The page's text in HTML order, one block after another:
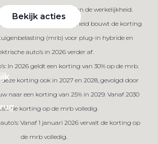
Bekijk acties
Afbeelding kan afwijken van de werkelijkheid.
bij BKR te Tiel. De overheid bouwt de korting
(mrb) voor plug-in hybride en
auto’s in 2026 verder af.
In 2026 geldt een korting van 30% op de mrb.
korting ook in 2027 en 2028, gevolgd door
naar een korting van 25% in 2029. Vanaf 2030
de korting op de mrb volledig.
Vanaf 1 januari 2026 vervalt de korting op
de mrb volledig.